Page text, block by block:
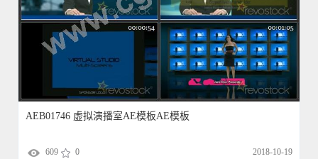
AEB01746 虚拟演播室AE模板AE模板
609 0 2018-10-19